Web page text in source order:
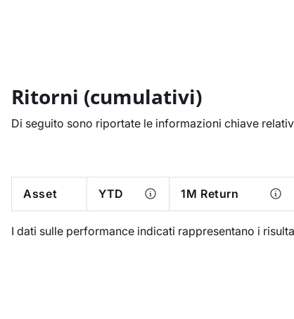
Ritorni (cumulativi)
Di seguito sono riportate le informazioni chiave
Asset YTD 1M Return
I dati sulle performance indicati rappresentano i